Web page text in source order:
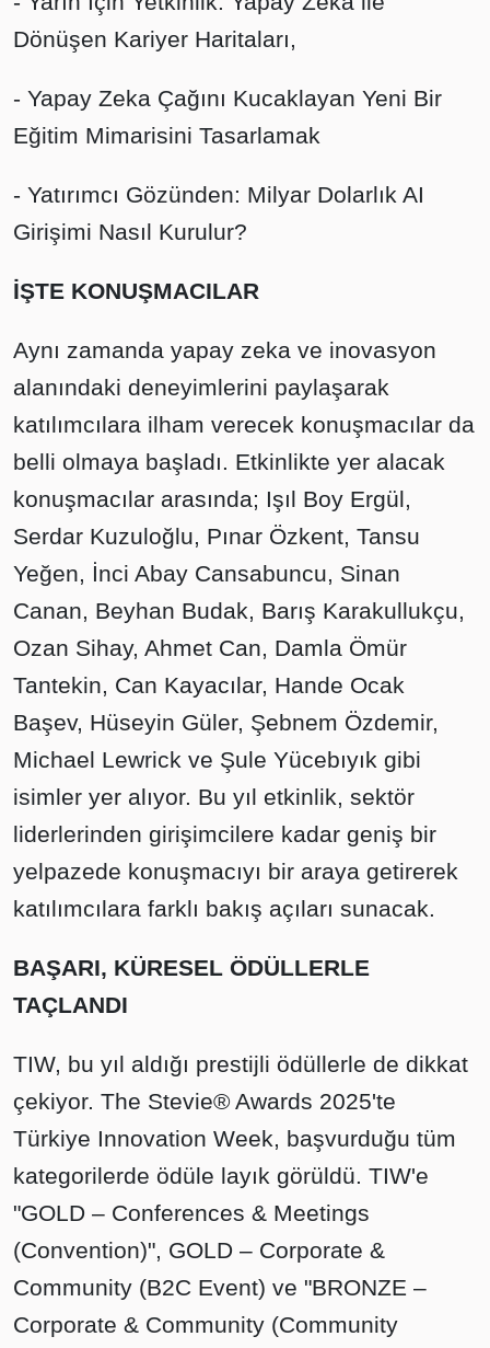
Dönüşen Kariyer Haritaları,
- Yapay Zeka Çağını Kucaklayan Yeni Bir
Eğitim Mimarisini Tasarlamak
- Yatırımcı Gözünden: Milyar Dolarlık AI
Girişimi Nasıl Kurulur?
İŞTE KONUŞMACILAR
Aynı zamanda yapay zeka ve inovasyon
alanındaki deneyimlerini paylaşarak
katılımcılara ilham verecek konuşmacılar da
belli olmaya başladı. Etkinlikte yer alacak
konuşmacılar arasında; Işıl Boy Ergül,
Serdar Kuzuloğlu, Pınar Özkent, Tansu
Yeğen, İnci Abay Cansabuncu, Sinan
Canan, Beyhan Budak, Barış Karakullukçu,
Ozan Sihay, Ahmet Can, Damla Ömür
Tantekin, Can Kayacılar, Hande Ocak
Başev, Hüseyin Güler, Şebnem Özdemir,
Michael Lewrick ve Şule Yücebıyık gibi
isimler yer alıyor. Bu yıl etkinlik, sektör
liderlerinden girişimcilere kadar geniş bir
yelpazede konuşmacıyı bir araya getirerek
katılımcılara farklı bakış açıları sunacak.
BAŞARI, KÜRESEL ÖDÜLLERLE
TAÇLANDI
TIW, bu yıl aldığı prestijli ödüllerle de dikkat
çekiyor. The Stevie® Awards 2025'te
Türkiye Innovation Week, başvurduğu tüm
kategorilerde ödüle layık görüldü. TIW'e
"GOLD – Conferences & Meetings
(Convention)", GOLD – Corporate &
Community (B2C Event) ve "BRONZE –
Corporate & Community (Community